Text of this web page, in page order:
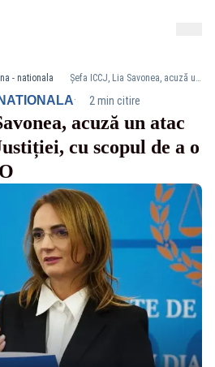
- nationala Șefa ICCJ, Lia Savonea, acuză un atac "toxic" asupra Justiției, cu scopul de a o controla - VIDEO
· 2 min citire
acuză un atac
cu scopul de a o